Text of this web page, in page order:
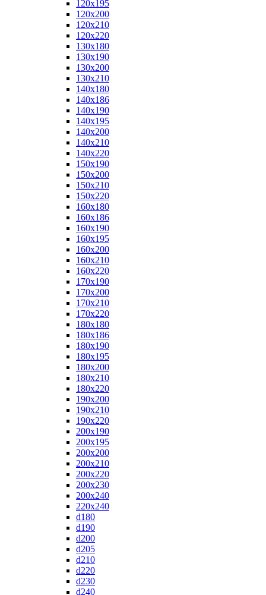
120x195
120x200
120x210
120x220
130x180
130x190
130x200
130x210
140x180
140x186
140x190
140x195
140x200
140x210
140x220
150x190
150x200
150x210
150x220
160x180
160x186
160x190
160x195
160x200
160x210
160x220
170x190
170x200
170x210
170x220
180x180
180x186
180x190
180x195
180x200
180x210
180x220
190x200
190x210
190x220
200x190
200x195
200x200
200x210
200x220
200x230
200x240
220x240
d180
d190
d200
d205
d210
d220
d230
d240